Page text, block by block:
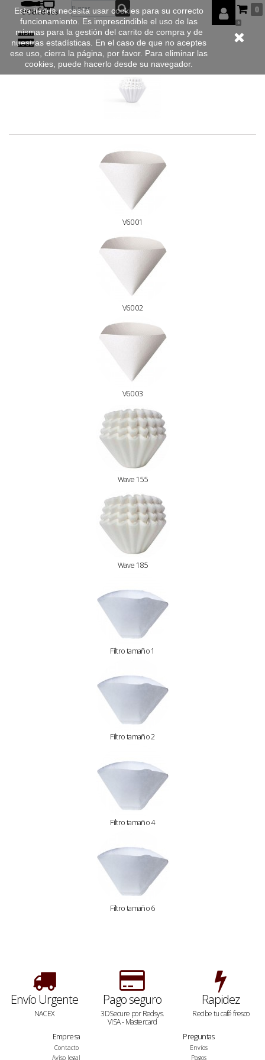
0
0
V60 01
V60 02
V60 03
Wave 155
Wave 185
Filtro tamaño 1
Filtro tamaño 2
Filtro tamaño 4
Filtro tamaño 6
Envío Urgente
NACEX
Pago seguro
3DSecure por Redsys.
VISA - Mastercard
Rapidez
Recibe tu café fresco
Empresa
Contacto
Aviso legal
Preguntas
Envíos
Pagos
Esta tienda necesita usar cookies para su correcto
funcionamiento. Es imprescindible el uso de las
mismas para la gestión del carrito de compra y de
nuestras estadísticas. En el caso de que no aceptes
ese uso, cierra la página, por favor. Para eliminar las
cookies, puede hacerlo desde su navegador.